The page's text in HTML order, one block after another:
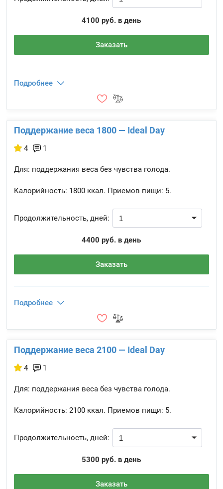
4100 руб. в день
Заказать
Подробнее
Поддержание веса 1800 — Ideal Day
4 1
Для: поддержания веса без чувства голода.
Калорийность: 1800 ккал. Приемов пищи: 5.
Продолжительность, дней:
4400 руб. в день
Заказать
Подробнее
Поддержание веса 2100 — Ideal Day
4 1
Для: поддержания веса без чувства голода.
Калорийность: 2100 ккал. Приемов пищи: 5.
Продолжительность, дней:
5300 руб. в день
Заказать